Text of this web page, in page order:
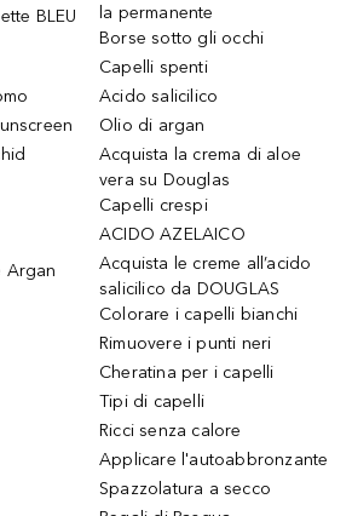
BLEU
Argan
la permanente
Borse sotto gli occhi
Capelli spenti
Acido salicilico
Olio di argan
Acquista la crema di aloe
vera su Douglas
Capelli crespi
ACIDO AZELAICO
Acquista le creme all’acido
salicilico da DOUGLAS
Colorare i capelli bianchi
Rimuovere i punti neri
Cheratina per i capelli
Tipi di capelli
Ricci senza calore
Applicare l'autoabbronzante
Spazzolatura a secco